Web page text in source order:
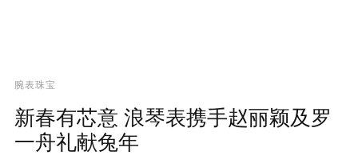
腕表珠宝
新春有芯意 浪琴表携手赵丽颖及罗
一舟礼献兔年